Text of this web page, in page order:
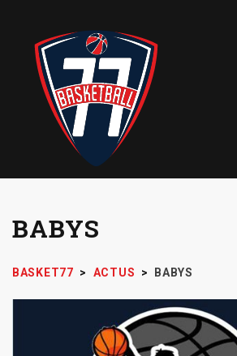
BABYS
BASKET77 > ACTUS > BABYS